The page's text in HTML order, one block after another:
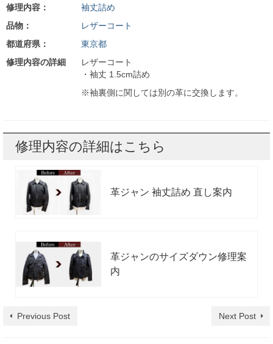
修理内容：
袖丈詰め
品物：
レザーコート
都道府県：
東京都
修理内容の詳細
レザーコート
・袖丈 1.5cm詰め
※袖裏側に関しては別の革に交換します。
修理内容の詳細はこちら
革ジャン 袖丈詰め 直し案内
革ジャンのサイズダウン修理案
内
Previous Post Next Post